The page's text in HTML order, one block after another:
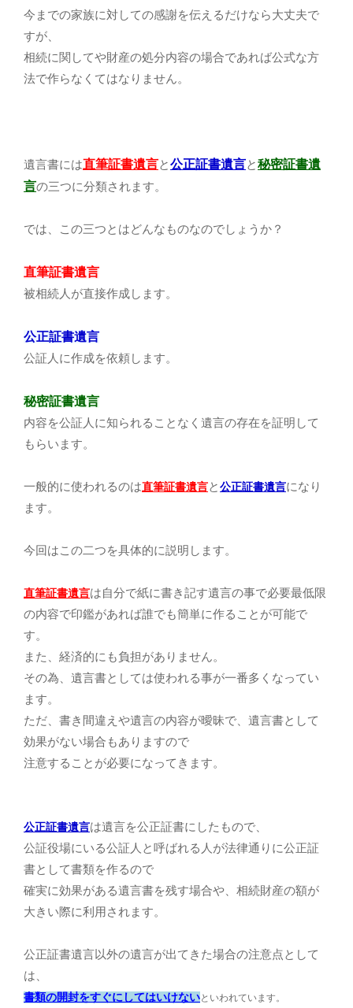
今までの家族に対しての感謝を伝えるだけなら大丈夫で
すが、
相続に関してや財産の処分内容の場合であれば公式な方
法で作らなくてはなりません。
遺言書には直筆証書遺言と公正証書遺言と秘密証書遺
言の三つに分類されます。
では、この三つとはどんなものなのでしょうか？
直筆証書遺言
被相続人が直接作成します。
公正証書遺言
公証人に作成を依頼します。
秘密証書遺言
内容を公証人に知られることなく遺言の存在を証明して
もらいます。
一般的に使われるのは直筆証書遺言と 公正証書遺言になり
ます。
今回はこの二つを具体的に説明します。
直筆証書遺言は自分で紙に書き記す遺言の事で必要最低限
の内容で印鑑があれば誰でも簡単に作ることが可能で
す。
また、経済的にも負担がありません。
その為、遺言書としては使われる事が一番多くなってい
ます。
ただ、書き間違えや遺言の内容が曖昧で、遺言書として
効果がない場合もありますので
注意することが必要になってきます。
公正証書遺言は遺言を公正証書にしたもので、
公証役場にいる公証人と呼ばれる人が法律通りに公正証
書として書類を作るので
確実に効果がある遺言書を残す場合や、相続財産の額が
大きい際に利用されます。
公正証書遺言以外の遺言が出てきた場合の注意点として
は、
書類の開封をすぐにしてはいけないといわれています。